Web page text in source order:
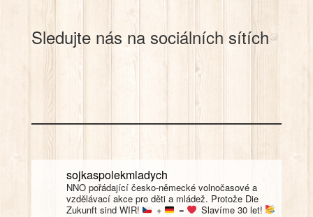
Sledujte nás na sociálních sítích
sojkaspolekmladych
NNO pořádající česko-německé volnočasové a
vzdělávací akce pro děti a mládež. Protože Die
Zukunft sind WIR!
+ = Slavíme 30 let!